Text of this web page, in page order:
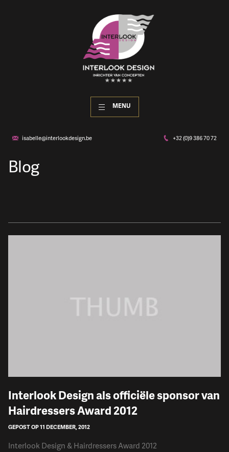
MENU
isabelle@interlookdesign.be +32 (0)9 386 70 72
Blog
Interlook Design als officiële sponsor van
Hairdressers Award 2012
GEPOST OP 11 DECEMBER, 2012
Interlook Design & Hairdressers Award 2012